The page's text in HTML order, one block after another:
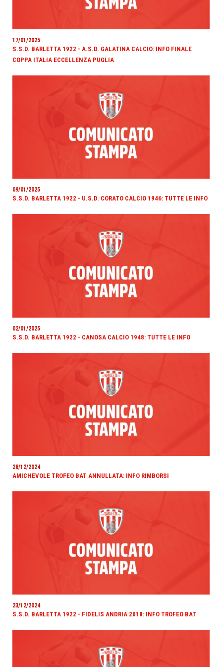
17/01/2025
S.S.D. BARLETTA 1922 - A.S.D. GALATINA CALCIO: INFO FINALE
COPPA ITALIA ECCELLENZA PUGLIA
09/01/2025
S.S.D. BARLETTA 1922 - U.S.D. CORATO CALCIO 1946: TUTTE LE INFO
02/01/2025
S.S.D. BARLETTA 1922 - CANOSA CALCIO 1948: TUTTE LE INFO
28/12/2024
AMICHEVOLE TROFEO BAT ANNULLATA: INFO RIMBORSI
23/12/2024
S.S.D. BARLETTA 1922 - FIDELIS ANDRIA 2018: INFO TROFEO BAT